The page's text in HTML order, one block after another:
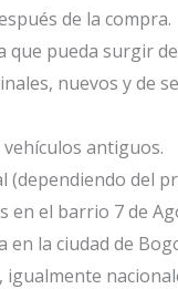
de la compra.
que pueda surgir
nuevos y de
antiguos.
(dependiendo del
en el barrio 7 de
la ciudad de
igualmente